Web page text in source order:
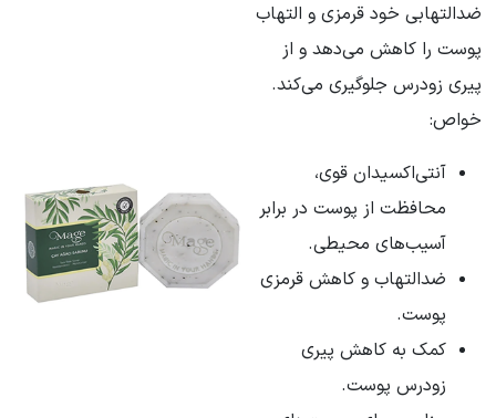
ضدالتهابی خود قرمزی و التهاب
پوست را کاهش می‌دهد و از
پیری زودرس جلوگیری می‌کند.
خواص:
آنتی‌اکسیدان قوی،
محافظت از پوست در برابر
آسیب‌های محیطی.
ضدالتهاب و کاهش قرمزی
پوست.
کمک به کاهش پیری
زودرس پوست.